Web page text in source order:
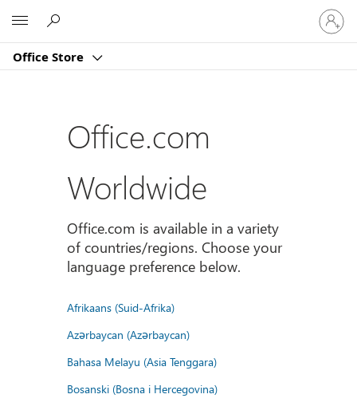
Office Store
Sign
in
to
account
Office.com
Worldwide
Office.com is available in a variety
of countries/regions. Choose your
language preference below.
Afrikaans (Suid-Afrika)
Azərbaycan (Azərbaycan)
Bahasa Melayu (Asia Tenggara)
Bosanski (Bosna i Hercegovina)